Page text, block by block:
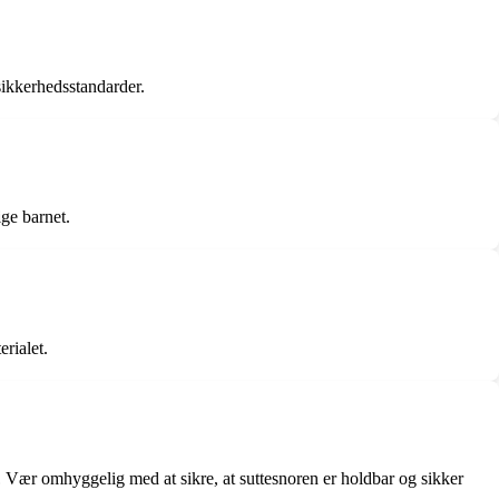
barnet.
omhyggelig med at sikre, at suttesnoren er holdbar og sikker